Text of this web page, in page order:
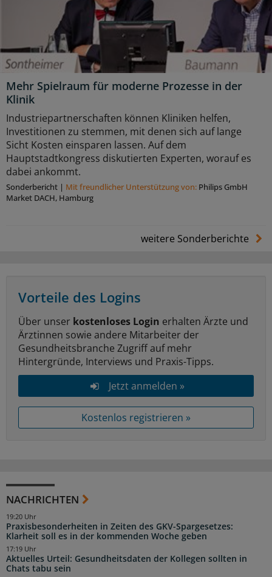
Mehr Spielraum für moderne Prozesse in der
Klinik
Industriepartnerschaften können Kliniken helfen,
Investitionen zu stemmen, mit denen sich auf lange
Sicht Kosten einsparen lassen. Auf dem
Hauptstadtkongress diskutierten Experten, worauf es
dabei ankommt.
Sonderbericht | Mit freundlicher Unterstützung von: Philips GmbH
Market DACH, Hamburg
weitere Sonderberichte
Vorteile des Logins
Über unser kostenloses Login erhalten Ärzte und
Ärztinnen sowie andere Mitarbeiter der
Gesundheitsbranche Zugriff auf mehr
Hintergründe, Interviews und Praxis-Tipps.
Jetzt anmelden »
Kostenlos registrieren »
NACHRICHTEN
Praxisbesonderheiten in Zeiten des GKV-Spargesetzes:
Klarheit soll es in der kommenden Woche geben
19:20 Uhr
Aktuelles Urteil: Gesundheitsdaten der Kollegen sollten in
Chats tabu sein
17:19 Uhr